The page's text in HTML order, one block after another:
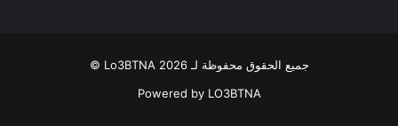
جميع الحقوق محفوظة لـ Lo3BTNA 2026 ©
Powered by LO3BTNA